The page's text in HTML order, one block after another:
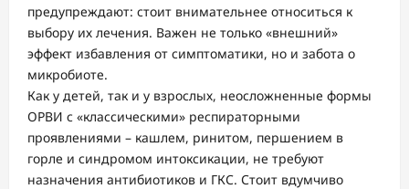
предупреждают: стоит внимательнее относиться к
выбору их лечения. Важен не только «внешний»
эффект избавления от симптоматики, но и забота о
микробиоте.
Как у детей, так и у взрослых, неосложненные формы
ОРВИ с «классическими» респираторными
проявлениями – кашлем, ринитом, першением в
горле и синдромом интоксикации, не требуют
назначения антибиотиков и ГКС. Стоит вдумчиво